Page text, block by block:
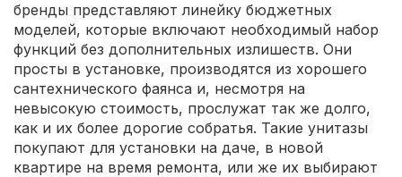
бренды представляют линейку бюджетных
моделей, которые включают необходимый набор
функций без дополнительных излишеств. Они
просты в установке, производятся из хорошего
сантехнического фаянса и, несмотря на
невысокую стоимость, прослужат так же долго,
как и их более дорогие собратья. Такие унитазы
покупают для установки на даче, в новой
квартире на время ремонта, или же их выбирают